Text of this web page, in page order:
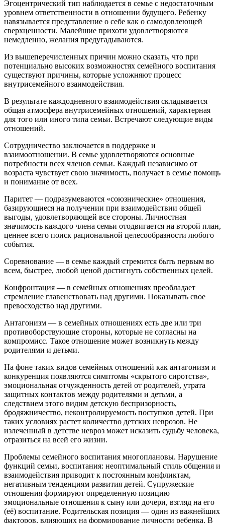
Эгоцентрический тип наблюдается в семье с недостаточным
уровнем ответственности в отношении будущего. Ребенку
навязывается представление о себе как о самодовлеющей
сверхценности. Малейшие прихоти удовлетворяются
немедленно, желания предугадываются.
Из вышеперечисленных причин можно сказать, что при
потенциально высоких возможностях семейного воспитания
существуют причины, которые усложняют процесс
внутрисемейного взаимодействия.
В результате каждодневного взаимодействия складывается
общая атмосфера внутрисемейных отношений, характерная
для того или иного типа семьи. Встречают следующие виды
отношений.
Сотрудничество заключается в поддержке и
взаимоотношении. В семье удовлетворяются основные
потребности всех членов семьи. Каждый независимо от
возраста чувствует свою значимость, получает в семье помощь
и понимание от всех.
Паритет — подразумеваются «союзнические» отношения,
базирующиеся на получении при взаимодействии общей
выгоды, удовлетворяющей все стороны. Личностная
значимость каждого члена семьи отодвигается на второй план,
ценнее всего поиск рациональной целесообразности любого
события.
Соревнование — в семье каждый стремится быть первым во
всем, быстрее, любой ценой достигнуть собственных целей.
Конфронтация — в семейных отношениях преобладает
стремление главенствовать над другими. Показывать свое
превосходство над другими.
Антагонизм — в семейных отношениях есть две или три
противоборствующие стороны, которые не согласны на
компромисс. Такое отношение может возникнуть между
родителями и детьми.
На фоне таких видов семейных отношений как антагонизм и
конкуренция появляются симптомы «скрытого сиротства»,
эмоциональная отчужденность детей от родителей, утрата
защитных контактов между родителями и детьми, а
следствием этого видим детскую беспризорность,
бродяжничество, неконтролируемость поступков детей. При
таких условиях растет количество детских неврозов. Не
излеченный в детстве невроз может исказить судьбу человека,
отразиться на всей его жизни.
Проблемы семейного воспитания многоплановы. Нарушение
функций семьи, воспитания: неоптимальный стиль общения и
взаимодействия приводит к постоянным конфликтам,
негативным тенденциям развития детей. Супружеские
отношения формируют определенную позицию
эмоциональные отношения к сыну или дочери, взгляд на его
(её) воспитание. Родительская позиция — один из важнейших
факторов, влияющих на формирование личности ребенка. В